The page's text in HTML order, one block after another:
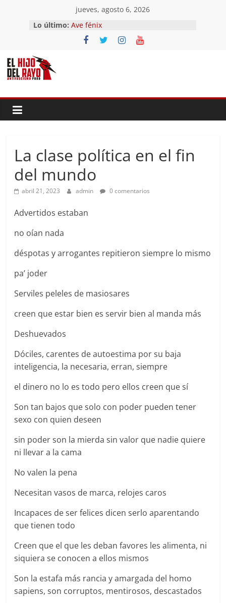
contenido
jueves, agosto 6, 2026
Lo último: Ave fénix
¿Dios no existe?
First Time
La clase política en el fin
del mundo
abril 21, 2023 admin 0 comentarios
Advertidos estaban
no oían nada
déspotas y arrogantes repitieron siempre lo mismo
pa’ joder
Serviles peleles de masiosares
creen que estar bien es servir bien al manda más
Deshuevados
Dóciles, carentes de autoestima por su baja
inteligencia, la necesaria, erran, siempre
el dinero no lo es todo pero ellos creen que sí
Son tan bajos que solo con poder pueden tener
sexo con quien deseen
sin poder son la mierda sin valor que nadie quiere
ni llevar a la cama
No valen la pena
Necesitan vasos de marca, relojes caros
Incapaces de ser felices dicen serlo aparentando
que tienen todo
Creen que el que les deban favores les alimenta, ni
siquiera se conocen a ellos mismos
Son la estafa más rancia y amargada del homo
sapiens, son corruptos, mentirosos, descastados